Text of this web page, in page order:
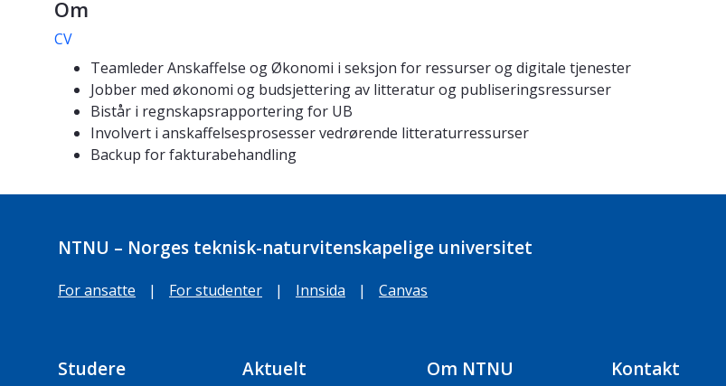
Om
CV
Teamleder Anskaffelse og Økonomi i seksjon for ressurser og digitale tjenester
Jobber med økonomi og budsjettering av litteratur og publiseringsressurser
Bistår i regnskapsrapportering for UB
Involvert i anskaffelsesprosesser vedrørende litteraturressurser
Backup for fakturabehandling
NTNU – Norges teknisk-naturvitenskapelige universitet
For ansatte | For studenter | Innsida | Canvas
Studere Aktuelt Om NTNU Kontakt